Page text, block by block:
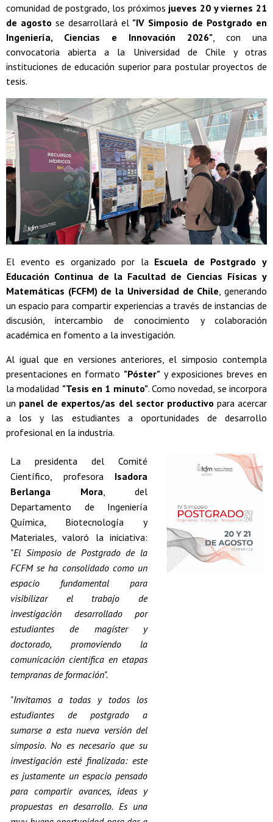
comunidad de postgrado, los próximos jueves 20 y viernes 21
de agosto se desarrollará el "IV Simposio de Postgrado en
Ingeniería, Ciencias e Innovación 2026" , con una
convocatoria abierta a la Universidad de Chile y otras
instituciones de educación superior para postular proyectos de
tesis.
El evento es organizado por la Escuela de Postgrado y
Educación Continua de la Facultad de Ciencias Físicas y
Matemáticas (FCFM) de la Universidad de Chile, generando
un espacio para compartir experiencias a través de instancias de
discusión, intercambio de conocimiento y colaboración
académica en fomento a la investigación.
Al igual que en versiones anteriores, el simposio contempla
presentaciones en formato "Póster" y exposiciones breves en
la modalidad "Tesis en 1 minuto". Como novedad, se incorpora
un panel de expertos/as del sector productivo para acercar
a los y las estudiantes a oportunidades de desarrollo
profesional en la industria.
La presidenta del Comité
Científico, profesora Isadora
Berlanga Mora, del
Departamento de Ingeniería
Química, Biotecnología y
Materiales, valoró la iniciativa:
"El Simposio de Postgrado de la
FCFM se ha consolidado como un
espacio fundamental para
visibilizar el trabajo de
investigación desarrollado por
estudiantes de magíster y
doctorado, promoviendo la
comunicación científica en etapas
tempranas de formación".
"Invitamos a todas y todos los
estudiantes de postgrado a
sumarse a esta nueva versión del
simposio. No es necesario que su
investigación esté finalizada: este
es justamente un espacio pensado
para compartir avances, ideas y
propuestas en desarrollo. Es una